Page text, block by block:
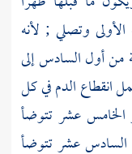
وتصلي ; لأنه
أول السادس إلى
انقطاع الدم في كل
عشر تتوضأ
السادس عشر تتوضأ